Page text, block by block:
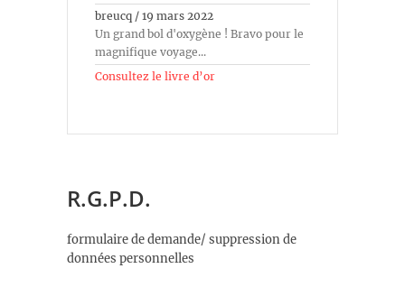
breucq / 19 mars 2022
Un grand bol d'oxygène ! Bravo pour le
magnifique voyage...
Consultez le livre d’or
R.G.P.D.
formulaire de demande/ suppression de
données personnelles